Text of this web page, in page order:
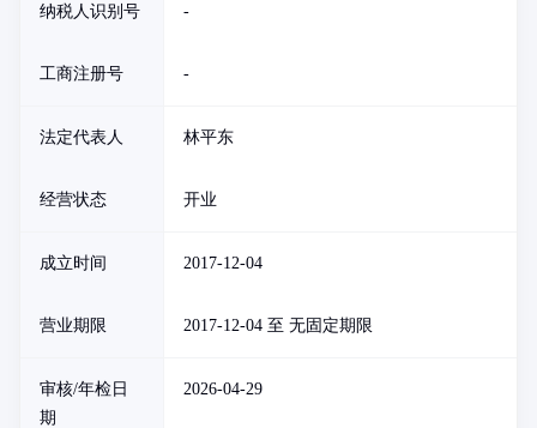
纳税人识别号 -
工商注册号 -
法定代表人 林平东
经营状态 开业
成立时间 2017-12-04
营业期限 2017-12-04 至 无固定期限
审核/年检日
期
2026-04-29